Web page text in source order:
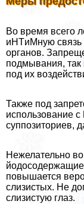
Во время всего
иHTиMную
органов.
подмывания, так
под их
Также под
использование с
суппозиториев,
Нежелательно
йодосодержащие
повышается
слизистых. Не
слизистую глаз.